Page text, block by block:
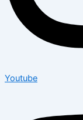
Youtube